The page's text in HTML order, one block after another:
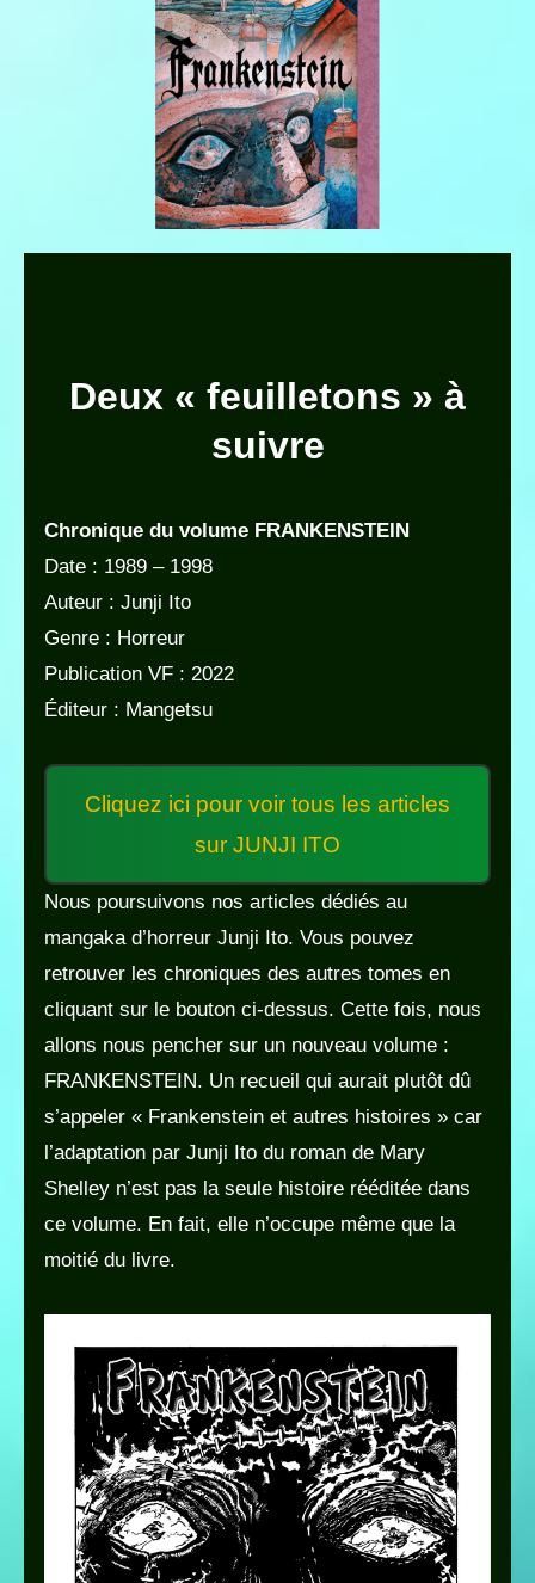
Deux « feuilletons » à
suivre
Chronique du volume FRANKENSTEIN
Date : 1989 – 1998
Auteur : Junji Ito
Genre : Horreur
Publication VF : 2022
Éditeur : Mangetsu
Cliquez ici pour voir tous les articles
sur JUNJI ITO
Nous poursuivons nos articles dédiés au
mangaka d’horreur Junji Ito. Vous pouvez
retrouver les chroniques des autres tomes en
cliquant sur le bouton ci-dessus. Cette fois, nous
allons nous pencher sur un nouveau volume :
FRANKENSTEIN. Un recueil qui aurait plutôt dû
s’appeler « Frankenstein et autres histoires » car
l’adaptation par Junji Ito du roman de Mary
Shelley n’est pas la seule histoire rééditée dans
ce volume. En fait, elle n’occupe même que la
moitié du livre.